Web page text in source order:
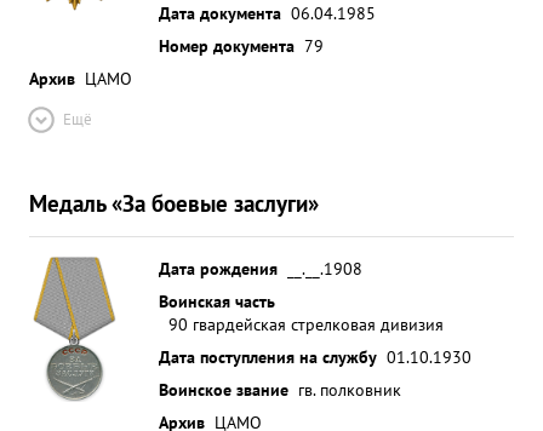
Дата документа 06.04.1985
Номер документа 79
Архив ЦАМО
Ещё
Медаль «За боевые заслуги»
Дата рождения
__.__.1908
Воинская часть
90 гвардейская стрелковая дивизия
Дата поступления на службу 01.10.1930
Воинское звание гв. полковник
Архив ЦАМО